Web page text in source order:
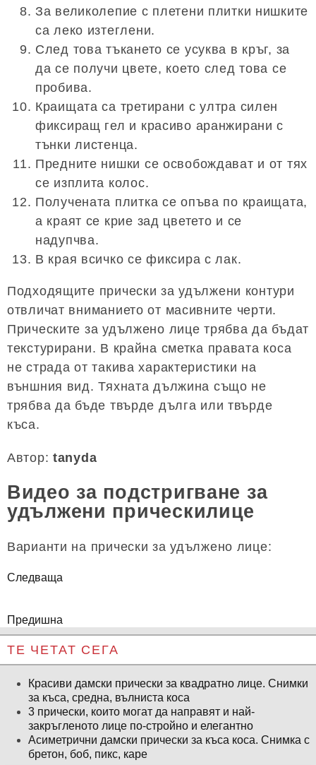
За великолепие с плетени плитки нишките
са леко изтеглени.
След това тъкането се усуква в кръг, за
да се получи цвете, което след това се
пробива.
Краищата са третирани с ултра силен
фиксиращ гел и красиво аранжирани с
тънки листенца.
Предните нишки се освобождават и от тях
се изплита колос.
Получената плитка се опъва по краищата,
а краят се крие зад цветето и се
надупчва.
В края всичко се фиксира с лак.
Подходящите прически за удължени контури
отвличат вниманието от масивните черти.
Прическите за удължено лице трябва да бъдат
текстурирани. В крайна сметка правата коса
не страда от такива характеристики на
външния вид. Тяхната дължина също не
трябва да бъде твърде дълга или твърде
къса.
Автор:tanyda
Видео за подстригване за
удължени прическилице
Варианти на прически за удължено лице:
Следваща
Предишна
ТЕ ЧЕТАТ СЕГА
Красиви дамски прически за квадратно лице. Снимки
за къса, средна, вълниста коса
3 прически, които могат да направят и най-
закръгленото лице по-стройно и елегантно
Асиметрични дамски прически за къса коса. Снимка с
бретон, боб, пикс, каре